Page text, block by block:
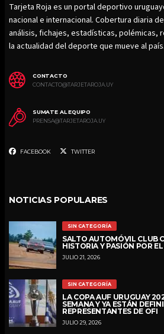
Tarjeta Roja es un portal deportivo
nacional e internacional. Cobertura diaria de
análisis, fichajes, estadísticas, polémicas,
la actualidad del deporte que mueve al país.
CONTACTO
CONTACTO@TARJETAROJA.UY
SUMATE AL EQUIPO
PRENSA@TARJETAROJA.UY
FACEBOOK TWITTER
NOTICIAS POPULARES
SIN CATEGORÍA
SALTO AUTOMÓVIL CLUB
HISTORIA Y PASIÓN POR
JULIO 21, 2026
SIN CATEGORÍA
LA COPA AUF URUGUAY
SEMANA Y YA ESTÁN
REPRESENTANTES DE OFI
JULIO 29, 2026